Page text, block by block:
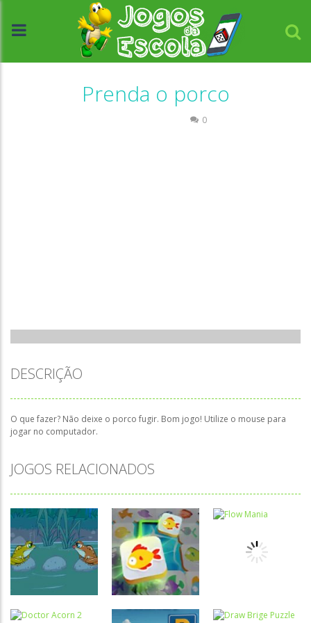
Prenda o porco
0
DESCRIÇÃO
O que fazer? Não deixe o porco fugir. Bom jogo! Utilize o mouse para
jogar no computador.
JOGOS RELACIONADOS
Raciocínio